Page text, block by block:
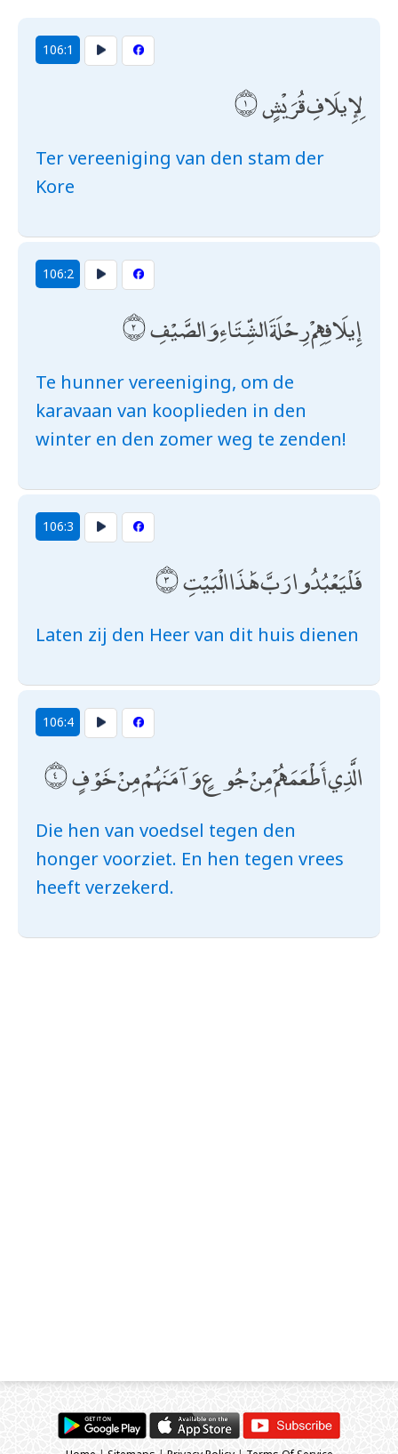
106:1
لِإِيلَافِ قُرَيْشٍ
Ter vereeniging van den stam der
Kore
106:2
إِيلَافِهِمْ رِحْلَةَ الشِّتَاءِ وَالصَّيْفِ
Te hunner vereeniging, om de
karavaan van kooplieden in den
winter en den zomer weg te zenden!
106:3
فَلْيَعْبُدُوا رَبَّ هَٰذَا الْبَيْتِ
Laten zij den Heer van dit huis dienen
106:4
الَّذِي أَطْعَمَهُمْ مِنْ جُوعٍ وَآمَنَهُمْ مِنْ خَوْفٍ
Die hen van voedsel tegen den
honger voorziet. En hen tegen vrees
heeft verzekerd.